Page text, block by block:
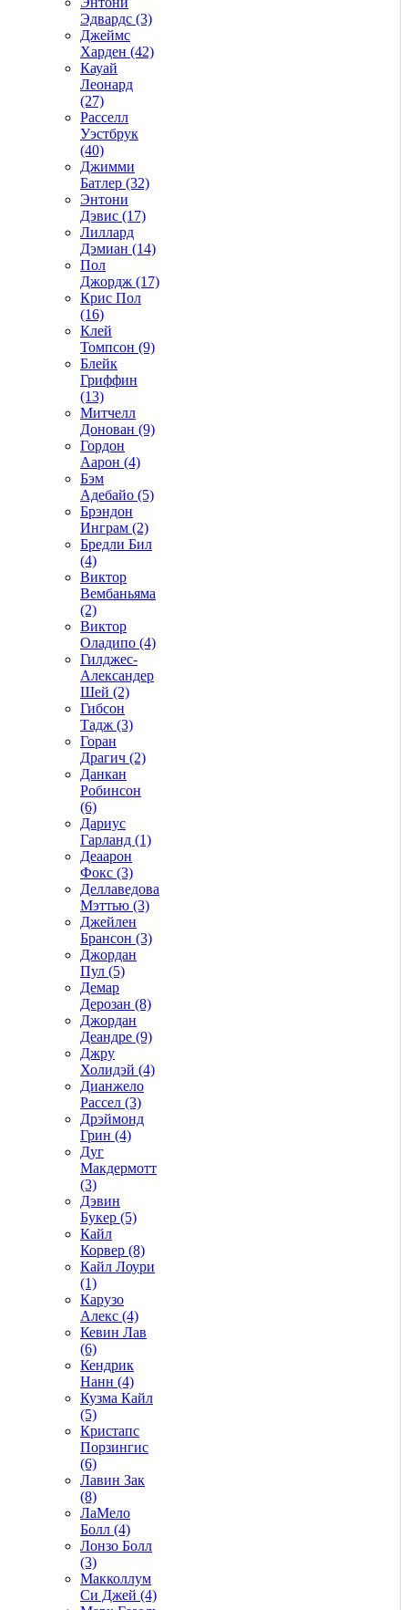
Эдвардс (3)
Джеймс
Харден (42)
Кауай
Леонард
(27)
Расселл
Уэстбрук
(40)
Джимми
Батлер (32)
Энтони
Дэвис (17)
Лиллард
Дэмиан (14)
Пол
Джордж (17)
Крис Пол
(16)
Клей
Томпсон (9)
Блейк
Гриффин
(13)
Митчелл
Донован (9)
Гордон
Аарон (4)
Бэм
Адебайо (5)
Брэндон
Инграм (2)
Бредли Бил
(4)
Виктор
Вембаньяма
(2)
Виктор
Оладипо (4)
Гилджес-
Александер
Шей (2)
Гибсон
Тадж (3)
Горан
Драгич (2)
Данкан
Робинсон
(6)
Дариус
Гарланд (1)
Деаарон
Фокс (3)
Деллаведова
Мэттью (3)
Джейлен
Брансон (3)
Джордан
Пул (5)
Демар
Дерозан (8)
Джордан
Деандре (9)
Джру
Холидэй (4)
Дианжело
Рассел (3)
Дрэймонд
Грин (4)
Дуг
Макдермотт
(3)
Дэвин
Букер (5)
Кайл
Корвер (8)
Кайл Лоури
(1)
Карузо
Алекс (4)
Кевин Лав
(6)
Кендрик
Нанн (4)
Кузма Кайл
(5)
Кристапс
Порзингис
(6)
Лавин Зак
(8)
ЛаМело
Болл (4)
Лонзо Болл
(3)
Макколлум
Си Джей (4)